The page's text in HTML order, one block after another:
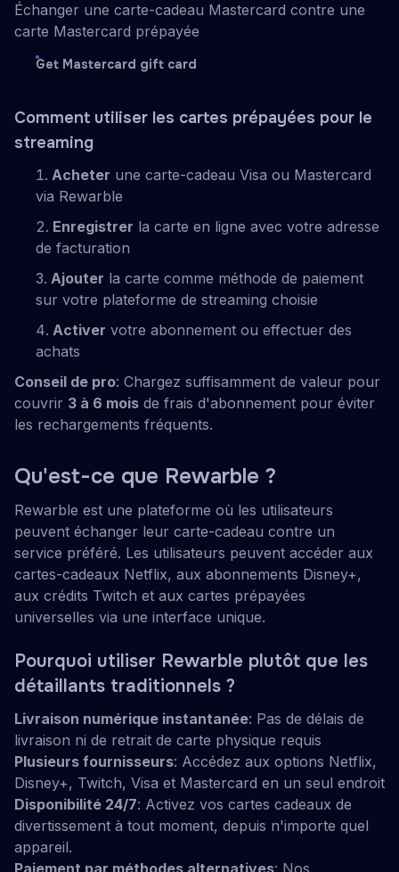
Échanger une carte-cadeau Mastercard contre une
carte Mastercard prépayée
Get Mastercard gift card
Comment utiliser les cartes prépayées pour le
streaming
Acheter une carte-cadeau Visa ou Mastercard
via Rewarble
Enregistrer la carte en ligne avec votre adresse
de facturation
Ajouter la carte comme méthode de paiement
sur votre plateforme de streaming choisie
Activer votre abonnement ou effectuer des
achats
Conseil de pro: Chargez suffisamment de valeur pour
couvrir 3 à 6 mois de frais d'abonnement pour éviter
les rechargements fréquents.
Qu'est-ce que Rewarble ?
Rewarble est une plateforme où les utilisateurs
peuvent échanger leur carte-cadeau contre un
service préféré. Les utilisateurs peuvent accéder aux
cartes-cadeaux Netflix, aux abonnements Disney+,
aux crédits Twitch et aux cartes prépayées
universelles via une interface unique.
Pourquoi utiliser Rewarble plutôt que les
détaillants traditionnels ?
Livraison numérique instantanée: Pas de délais de
livraison ni de retrait de carte physique requis
Plusieurs fournisseurs: Accédez aux options Netflix,
Disney+, Twitch, Visa et Mastercard en un seul endroit
Disponibilité 24/7: Activez vos cartes cadeaux de
divertissement à tout moment, depuis n'importe quel
appareil.